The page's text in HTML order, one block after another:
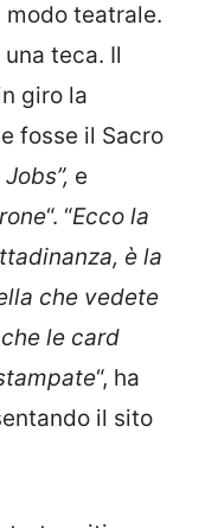
teatrale.
teca. Il
giro la
fosse il Sacro
e
“. “Ecco la
è la
che vedete
le card
“, ha
il sito